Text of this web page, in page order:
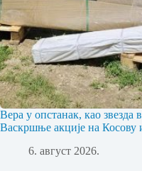
Вера у опстанак, као
Васкршње акције на Косову
6. август 2026.